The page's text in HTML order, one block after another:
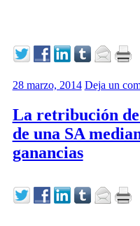
28 marzo, 2014 Deja un
La retribución
de una SA
ganancias